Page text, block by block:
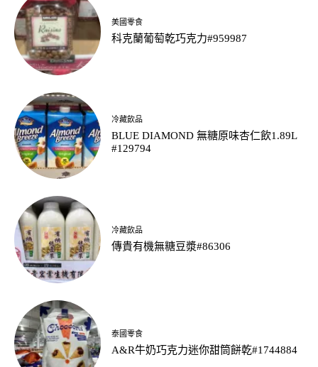
美國零食
科克蘭葡萄乾巧克力#959987
冷藏飲品
BLUE DIAMOND 無糖原味杏仁飲1.89L
#129794
冷藏飲品
傳貴有機無糖豆漿#86306
泰國零食
A&R牛奶巧克力迷你甜筒餅乾#1744884